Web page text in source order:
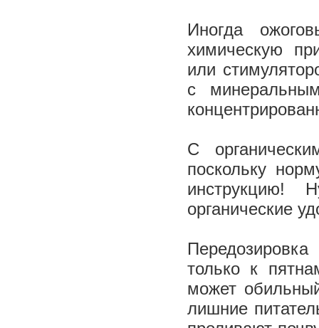
Иногда
химическую
или
с
С
поскольку
инструкцию!
органические
только к
может
лишние